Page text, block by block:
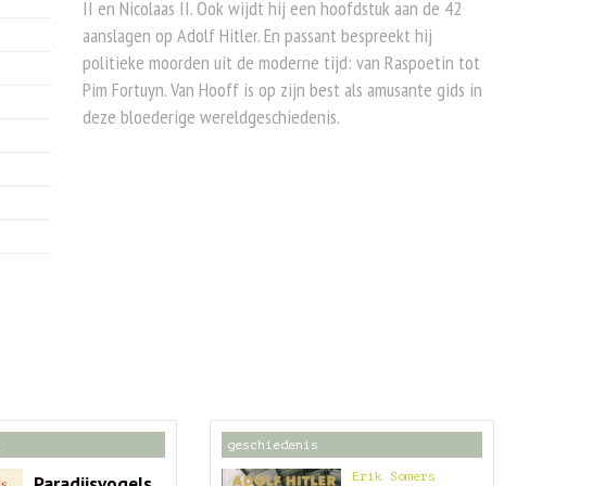
II en Nicolaas II. Ook wijdt hij een hoofdstuk aan de 42
aanslagen op Adolf Hitler. En passant bespreekt hij
politieke moorden uit de moderne tijd: van Raspoetin tot
Pim Fortuyn. Van Hooff is op zijn best als amusante gids in
deze bloederige wereldgeschiedenis.
geschiedenis
Erik Somers